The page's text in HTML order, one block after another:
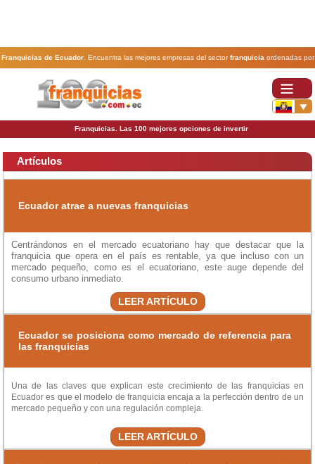
Franquicias de Ecuador. Encuentra las mejores empresas del sectorfranquicia ordenadas por
actividad. En www.100franquicias.com.ec encontrarás las más rentables, baratas y
Franquicias. Las 100 mejores opciones de invertir
Artículos
Ecuador atrae a nuevas franquicias
Centrándonos en el mercado ecuatoriano hay que destacar que la
franquicia que opera en el país es rentable, ya que incluso con un
mercado pequeño, como es el ecuatoriano, este auge depende del
consumo urbano inmediato.
LEER ARTÍCULO
Ecuador se posiciona como mercado de referencia para
las franquicias
Una de las claves que explican este crecimiento de las franquicias en
Ecuador es que el modelo de franquicia encaja a la perfección dentro de un
mercado pequeño y con una regulación compleja.
LEER ARTÍCULO